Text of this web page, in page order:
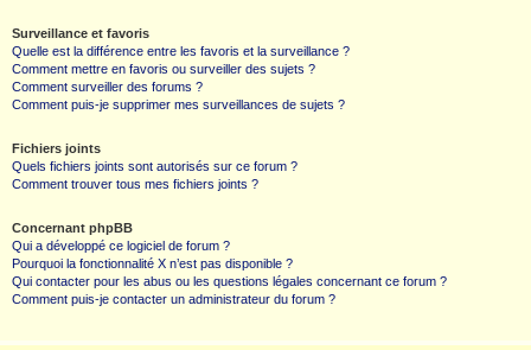
Surveillance et favoris
Quelle est la différence entre les favoris et la surveillance ?
Comment mettre en favoris ou surveiller des sujets ?
Comment surveiller des forums ?
Comment puis-je supprimer mes surveillances de sujets ?
Fichiers joints
Quels fichiers joints sont autorisés sur ce forum ?
Comment trouver tous mes fichiers joints ?
Concernant phpBB
Qui a développé ce logiciel de forum ?
Pourquoi la fonctionnalité X n’est pas disponible ?
Qui contacter pour les abus ou les questions légales concernant ce forum ?
Comment puis-je contacter un administrateur du forum ?